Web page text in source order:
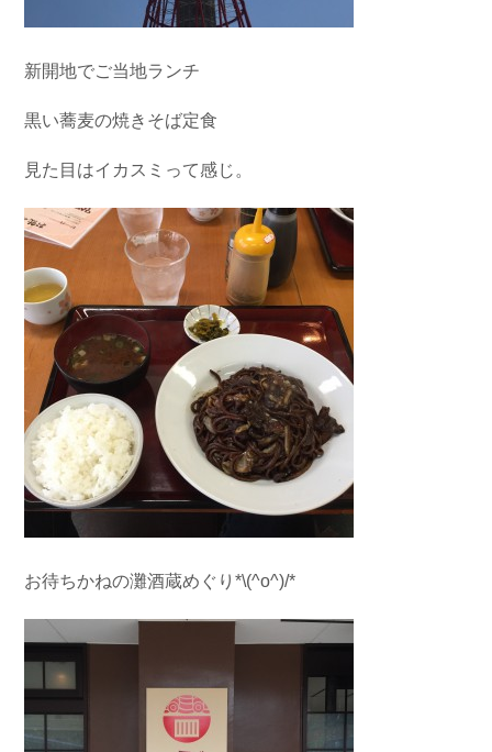
新開地でご当地ランチ
黒い蕎麦の焼きそば定食
見た目はイカスミって感じ。
お待ちかねの灘酒蔵めぐり*\(^o^)/*